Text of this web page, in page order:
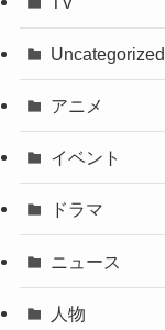
Uncategorized
アニメ
イベント
ドラマ
ニュース
人物